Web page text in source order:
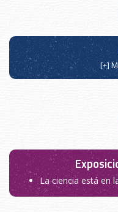
[+]
La ciencia está en